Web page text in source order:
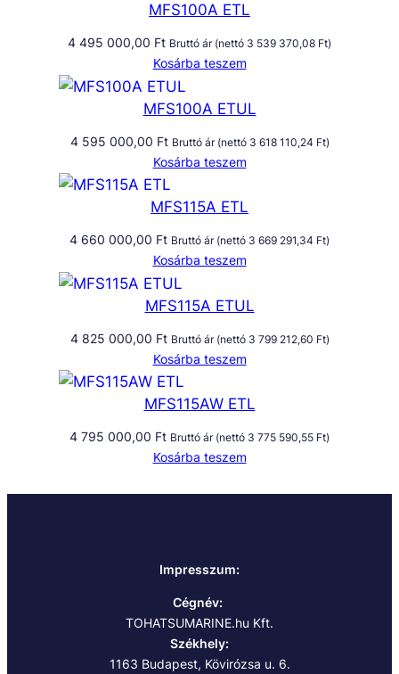
MFS100A ETL
4 495 000,00 Ft Bruttó ár (nettó 3 539 370,08 Ft)
Kosárba teszem
MFS100A ETUL
4 595 000,00 Ft Bruttó ár (nettó 3 618 110,24 Ft)
Kosárba teszem
MFS115A ETL
4 660 000,00 Ft Bruttó ár (nettó 3 669 291,34 Ft)
Kosárba teszem
MFS115A ETUL
4 825 000,00 Ft Bruttó ár (nettó 3 799 212,60 Ft)
Kosárba teszem
MFS115AW ETL
4 795 000,00 Ft Bruttó ár (nettó 3 775 590,55 Ft)
Kosárba teszem
Impresszum:
Cégnév:
TOHATSUMARINE.hu Kft.
Székhely:
1163 Budapest, Kövirózsa u. 6.